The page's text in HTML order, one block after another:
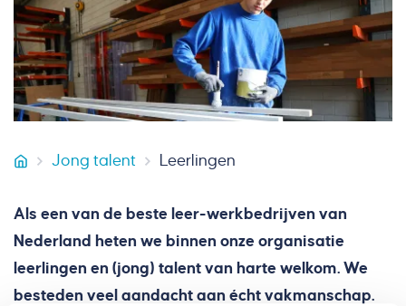
VB Groep
Jong talent Leerlingen
Als een van de beste leer-werkbedrijven van
Nederland heten we binnen onze organisatie
leerlingen en (jong) talent van harte welkom. We
besteden veel aandacht aan écht vakmanschap.